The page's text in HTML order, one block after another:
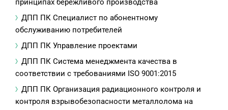
принципах бережливого производства
ДПП ПК Специалист по абонентному
обслуживанию потребителей
ДПП ПК Управление проектами
ДПП ПК Система менеджмента качества в
соответствии с требованиями ISO 9001:2015
ДПП ПК Организация радиационного контроля и
контроля взрывобезопасности металлолома на